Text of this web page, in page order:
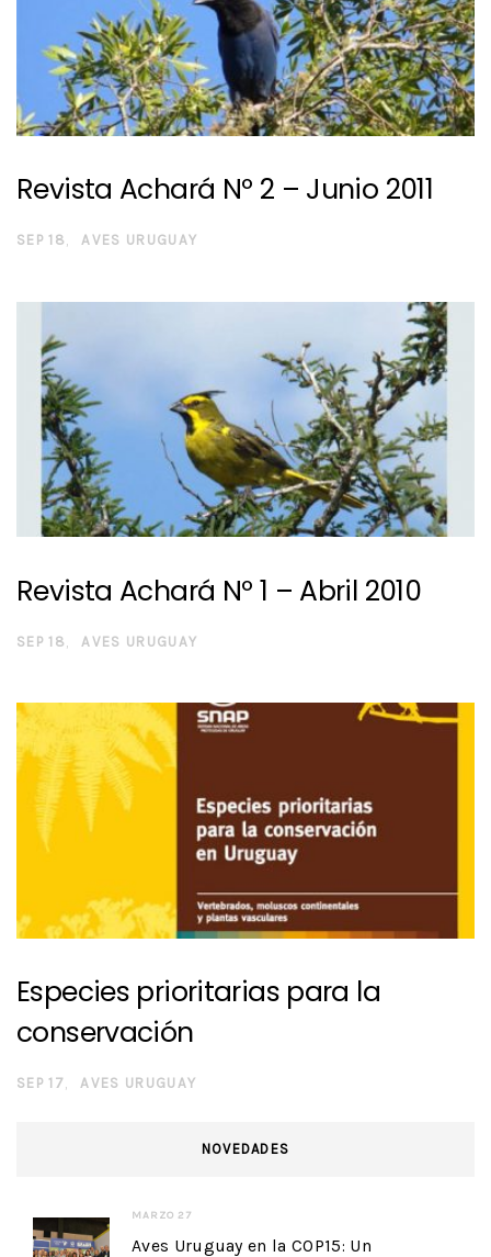
Revista Achará Nº 2 – Junio 2011
SEP 18 AVES URUGUAY
Revista Achará Nº 1 – Abril 2010
SEP 18 AVES URUGUAY
Especies prioritarias para la
conservación
SEP 17 AVES URUGUAY
NOVEDADES
MARZO 27
Aves Uruguay en la COP15: Un